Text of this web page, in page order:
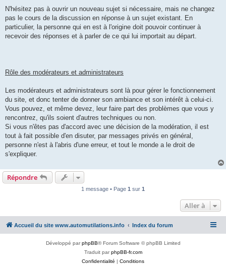
N'hésitez pas à ouvrir un nouveau sujet si nécessaire, mais ne changez
pas le cours de la discussion en réponse à un sujet existant. En
particulier, la personne qui en est à l'origine doit pouvoir continuer à
recevoir des réponses et à parler de ce qui lui importait au départ.
Rôle des modérateurs et administrateurs
Les modérateurs et administrateurs sont là pour gérer le fonctionnement
du site, et donc tenter de donner son ambiance et son intérêt à celui-ci.
Vous pouvez, et même devez, leur faire part des problèmes que vous y
rencontrez, qu'ils soient d'autres techniques ou non.
Si vous n'êtes pas d'accord avec une décision de la modération, il est
tout à fait possible d'en disuter, par messages privés en général,
personne n'est à l'abris d'une erreur, et tout le monde a le droit de
s'expliquer.
Répondre
1 message • Page 1 sur 1
Aller à
Accueil du site www.automutilations.info Index du forum
Développé parphpBB® Forum Software © phpBB Limited
Traduit parphpBB-fr.com
Confidentialité | Conditions